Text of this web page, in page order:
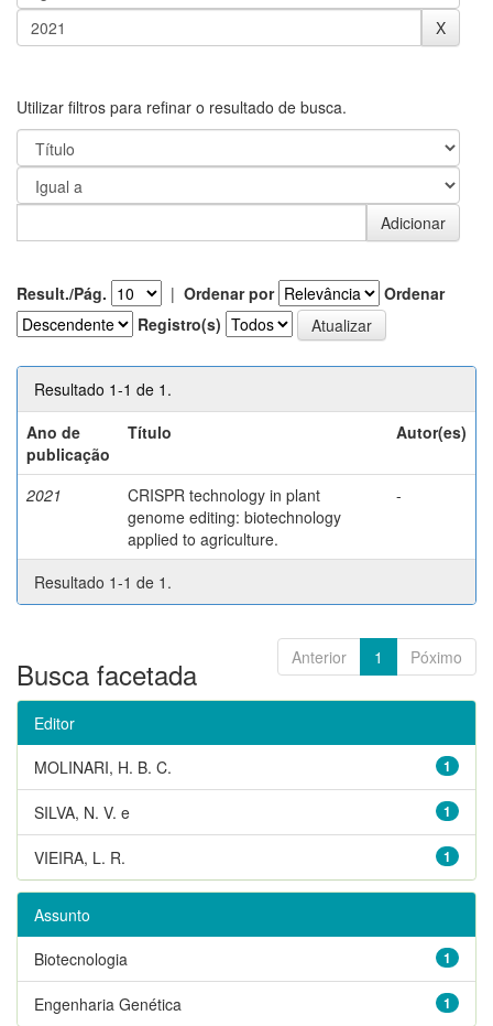
Utilizar filtros para refinar o resultado de busca.
Result./Pág. | Ordenar por
Ordenar
Registro(s)
Resultado 1-1 de 1.
Ano de
publicação
Título Autor(es)
2021
CRISPR technology in plant
genome editing: biotechnology
applied to agriculture.
-
Resultado 1-1 de 1.
Anterior 1 Póximo
Busca facetada
Editor
1
MOLINARI, H. B. C.
1
SILVA, N. V. e
1
VIEIRA, L. R.
Assunto
1
Biotecnologia
1
Engenharia Genética